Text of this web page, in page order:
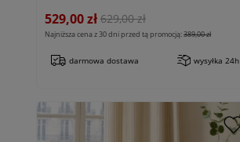
529,00 zł 629,00 zł
Najniższa cena z 30 dni przed tą promocją:389,00 zł
darmowa dostawa wysyłka 24h